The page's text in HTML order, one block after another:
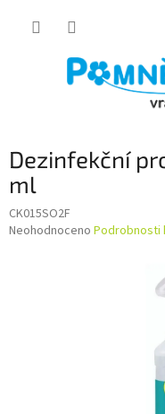
Dezinfekční
ml
CK015SO2F
Průměrné
Neohodnoceno Podrobnosti